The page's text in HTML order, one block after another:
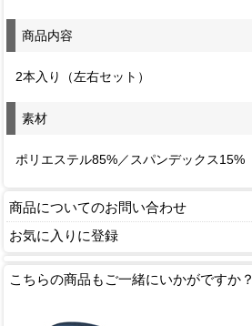
商品内容
2本入り（左右セット）
素材
ポリエステル85%／スパンデックス15%
商品についてのお問い合わせ
お気に入りに登録
こちらの商品もご一緒にいかがですか？